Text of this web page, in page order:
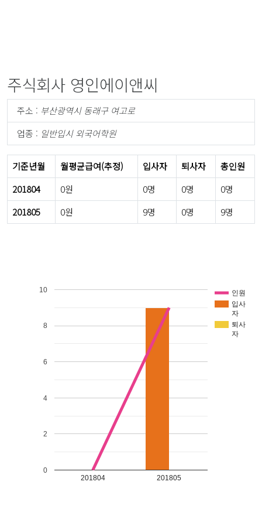
주식회사 영인에이앤씨
주소 : 부산광역시 동래구 여고로
업종 : 일반입시 외국어학원
기준년월 월평균급여(추정) 입사자 퇴사자
총인원
201804
0원 0명 0명
0명
201805
0원 9명 0명 9명
인원
입사
자
퇴사
자
201804 201805
0
2
4
6
8
10